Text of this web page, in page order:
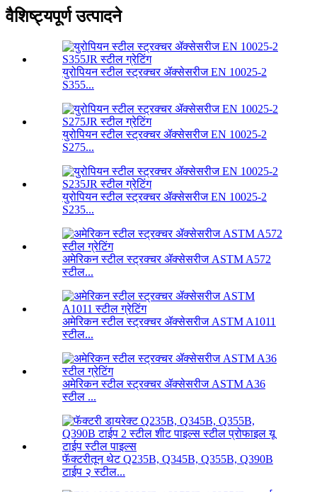
वैशिष्ट्यपूर्ण उत्पादने
युरोपियन स्टील स्ट्रक्चर ॲक्सेसरीज EN 10025-2
S355...
युरोपियन स्टील स्ट्रक्चर ॲक्सेसरीज EN 10025-2
S275...
युरोपियन स्टील स्ट्रक्चर ॲक्सेसरीज EN 10025-2
S235...
अमेरिकन स्टील स्ट्रक्चर ॲक्सेसरीज ASTM A572
स्टील...
अमेरिकन स्टील स्ट्रक्चर ॲक्सेसरीज ASTM A1011
स्टील...
अमेरिकन स्टील स्ट्रक्चर ॲक्सेसरीज ASTM A36
स्टील ...
फॅक्टरीतून थेट Q235B, Q345B, Q355B, Q390B
टाईप २ स्टील...